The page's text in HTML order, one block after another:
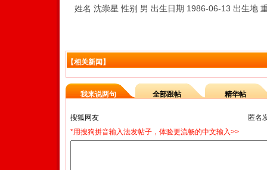
姓名 沈崇星 性别 男 出生日期 1986-06-13 出生地
【相关新闻】
我来说两句 全部跟帖 精华帖
匿名
*用搜狗拼音输入法发帖子，体验更流畅的中文输入>>